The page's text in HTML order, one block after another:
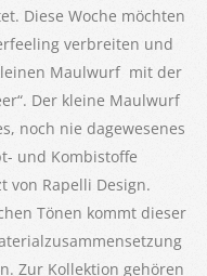
Diese Woche möchten
verbreiten und
Maulwurf mit der
Der kleine Maulwurf
noch nie dagewesenes
und Kombistoffe
von Rapelli Design.
Tönen kommt dieser
Zur Kollektion gehören